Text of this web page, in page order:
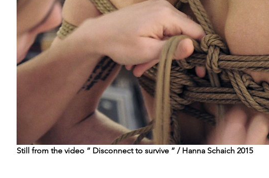
Still from the video ” Disconnect to survive ” / Hanna Schaich 2015